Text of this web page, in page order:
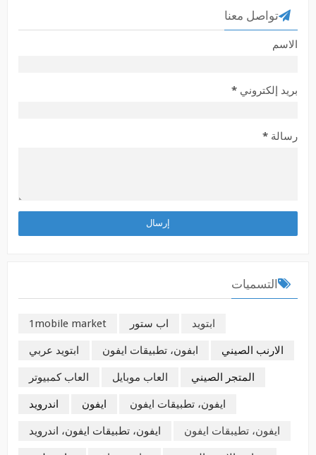
تواصل معنا
الاسم
بريد إلكتروني *
رسالة *
التسميات
1mobile market اب ستور ابتويد
ابتويد عربي ابفون، تطبيقات ايفون الارنب الصيني
العاب كمبيوتر العاب موبايل المتجر الصيني
اندرويد ايفون ايفون، تطبيقات ايفون
ايفون، تطبيقات ايفون، اندرويد ايفون، تطيبقات ايفون